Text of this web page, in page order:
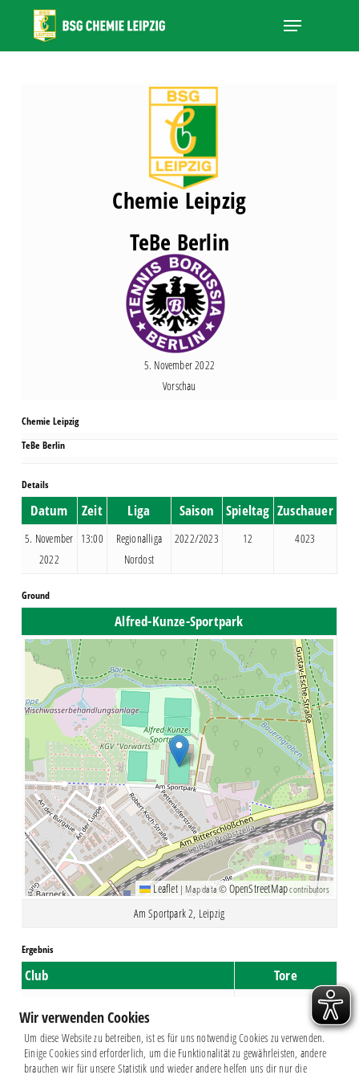
main
Menu
Chemie Leipzig
TeBe Berlin
5. November 2022
Vorschau
Chemie Leipzig
TeBe Berlin
Details
Datum Zeit Liga Saison Spieltag Zuschauer
5. November
2022
13:00
Regionalliga
Nordost
2022/2023 12 4023
Ground
Alfred-Kunze-Sportpark
Leaflet | Map data ©OpenStreetMapcontributors
Am Sportpark 2, Leipzig
Ergebnis
Club Tore
TeBe Berlin
Close
Wir verwenden Cookies
Um diese Website zu betreiben, ist es für uns notwendig Cookies zu verwenden.
Einige Cookies sind erforderlich, um die Funktionalität zu gewährleisten, andere
brauchen wir für unsere Statistik und wieder andere helfen uns dir nur die